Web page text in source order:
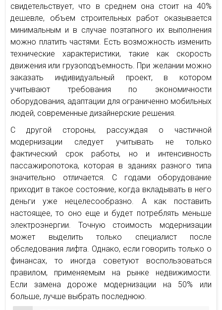
свидетельствует, что в среднем она стоит на 40%
дешевле, объем строительных работ оказывается
минимальным и в случае поэтапного их выполнения
можно платить частями. Есть возможность изменить
технические характеристики, такие как скорость
движения или грузоподъемность. При желании можно
заказать индивидуальный проект, в котором
учитывают требования по экономичности
оборудования, адаптации для ограниченно мобильных
людей, современные дизайнерские решения.
С другой стороны, рассуждая о частичной
модернизации следует учитывать не только
фактический срок работы, но и интенсивность
пассажиропотока, которая в зданиях разного типа
значительно отличается. С годами оборудование
приходит в такое состояние, когда вкладывать в него
деньги уже нецелесообразно. А как поставить
настоящее, то оно еще и будет потреблять меньше
электроэнергии. Точную стоимость модернизации
может выделить только специалист после
обследования лифта. Однако, если говорить только о
финансах, то иногда советуют воспользоваться
правилом, применяемым на рынке недвижимости.
Если замена дороже модернизации на 50% или
больше, лучше выбрать последнюю.